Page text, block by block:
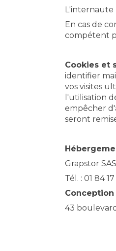
L'internaute
En cas de
compétent
Cookies et
identifier
vos visites
l'utilisation
empêcher
seront
Grapstor
Tél. : 01 84
43 boulevard